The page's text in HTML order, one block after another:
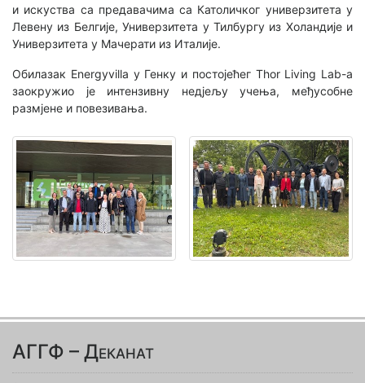
и искуства са предавачима са Католичког универзитета у
Левену из Белгије, Универзитета у Тилбургу из Холандије и
Универзитета у Мачерати из Италије.
Обилазак Energyvilla у Генку и постојећег Thor Living Lab-а
заокружио је интензивну недјељу учења, међусобне
размјене и повезивања.
АГГФ – Деканат